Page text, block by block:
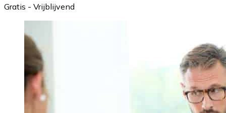
Gratis - Vrijblijvend